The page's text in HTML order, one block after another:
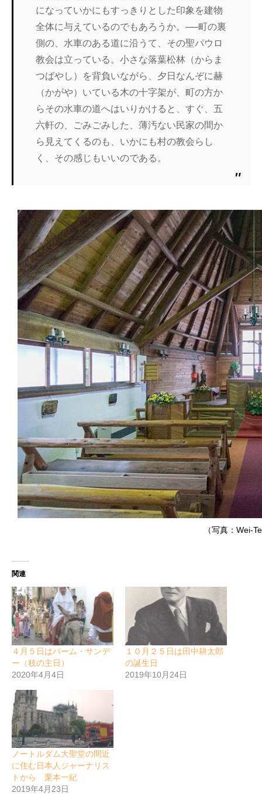
になっていかにもすっきりとした印象を建物
全体に与えているのでもあろうか。──町の裏
側の、水車のある道に沿うて、その聖パウロ
教会は立っている。小さな落葉松林（からま
つばやし）を背負いながら、夕日なんぞに赫
（かがや）いている木の十字架が、町の方か
らその水車の道へはいりかけると、すぐ、五
六軒の、ごみごみした、薄汚ない民家の間か
ら見えてくるのも、いかにも村の教会らし
く、その感じもいいのである。
（写真：Wei-
関連
４月５日はパーム・サンデ
ー（枝の主日）
2020年4月4日
１０月２５日は田中耕太郎
の誕生日
2019年10月24日
ノートルダム大聖堂の間近
に住む日本人ジャーナリス
トから 栗本一紀
2019年4月23日